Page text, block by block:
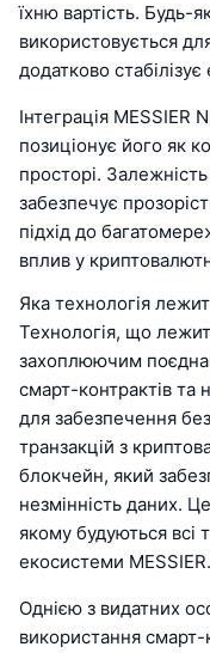
їхню вартість. Будь-
використовується
додатково
Інтеграція MESSIER
позиціонує його як
просторі.
забезпечує
підхід до
вплив у
Яка технологія
Технологія, що
захоплюючим
смарт-контрактів та
для забезпечення
транзакцій з
блокчейн, який
незмінність даних.
якому будуються всі
екосистеми MESSIER.
Однією з видатних
використання смарт-